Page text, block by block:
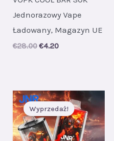
Jednorazowy Vape
Ładowany, Magazyn UE
€28.00 Original
€4.20Current
Wyprzedaż!